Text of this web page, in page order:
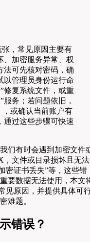
张，常见原因主要有
、加密服务异常、权
法可先核对密码，确
以管理员身份运行命
修复系统文件，或重
服务；若问题依旧，
，或确认当前账户有
通过这些步骤可快速
们有时会遇到加密文件
，文件或目录损坏且无法
密证书丢失”等，这些错
要数据无法使用，本文
见原因，并提供具体可
难题。
错误？